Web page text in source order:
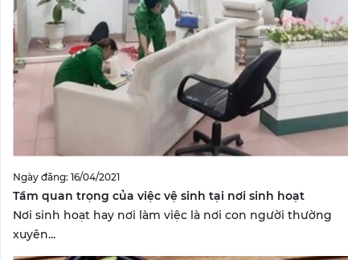
Ngày đăng: 16/04/2021
Tầm quan trọng của việc vệ sinh tại nơi sinh hoạt
Nơi sinh hoạt hay nơi làm việc là nơi con người thường
xuyên...